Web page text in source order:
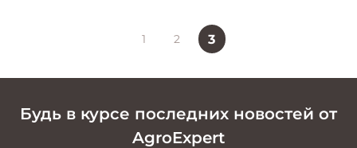
1 2 3
Будь в курсе последних новостей от
AgroExpert